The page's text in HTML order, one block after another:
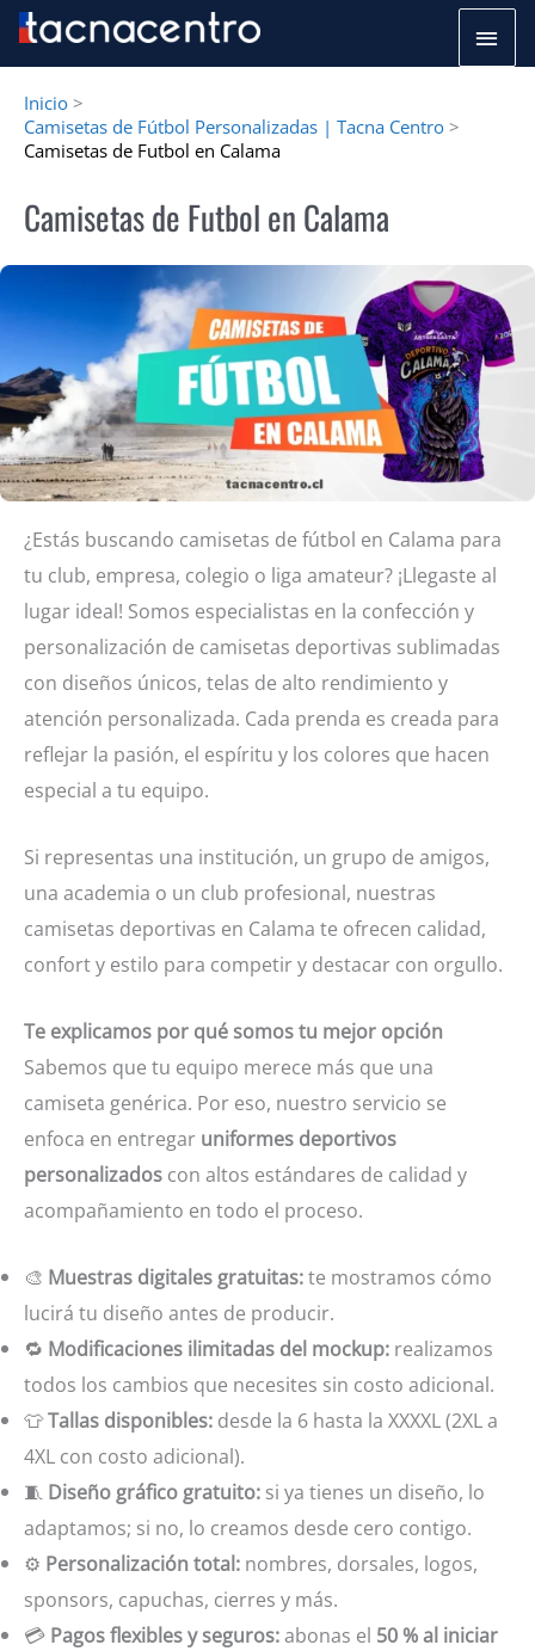
Inicio
Camisetas de Fútbol Personalizadas | Tacna Centro
Camisetas de Futbol en Calama
Camisetas de Futbol en Calama
¿Estás buscando camisetas de fútbol en Calama para
tu club, empresa, colegio o liga amateur? ¡Llegaste al
lugar ideal! Somos especialistas en la confección y
personalización de camisetas deportivas sublimadas
con diseños únicos, telas de alto rendimiento y
atención personalizada. Cada prenda es creada para
reflejar la pasión, el espíritu y los colores que hacen
especial a tu equipo.
Si representas una institución, un grupo de amigos,
una academia o un club profesional, nuestras
camisetas deportivas en Calama te ofrecen calidad,
confort y estilo para competir y destacar con orgullo.
Te explicamos por qué somos tu mejor opción
Sabemos que tu equipo merece más que una
camiseta genérica. Por eso, nuestro servicio se
enfoca en entregar uniformes deportivos
personalizados con altos estándares de calidad y
acompañamiento en todo el proceso.
🎨 Muestras digitales gratuitas:te mostramos cómo
lucirá tu diseño antes de producir.
🔁 Modificaciones ilimitadas del mockup: realizamos
todos los cambios que necesites sin costo adicional.
👕Tallas disponibles: desde la 6 hasta la XXXXL (2XL a
4XL con costo adicional).
🧵 Diseño gráfico gratuito: si ya tienes un diseño, lo
adaptamos; si no, lo creamos desde cero contigo.
⚙️ Personalización total: nombres, dorsales, logos,
sponsors, capuchas, cierres y más.
💳 Pagos flexibles y seguros:abonas el 50 % al iniciar